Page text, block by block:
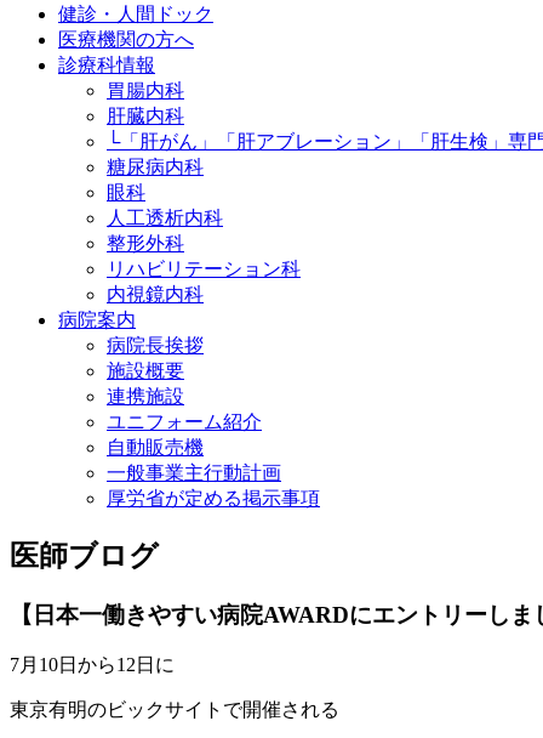
健診・人間ドック
医療機関の方へ
診療科情報
胃腸内科
肝臓内科
└「肝がん」「肝アブレーション」「肝生検」専
糖尿病内科
眼科
人工透析内科
整形外科
リハビリテーション科
内視鏡内科
病院案内
病院長挨拶
施設概要
連携施設
ユニフォーム紹介
自動販売機
一般事業主行動計画
厚労省が定める掲示事項
医師ブログ
【日本一働きやすい病院AWARDにエントリーしま
7月10日から12日に
東京有明のビックサイトで開催される